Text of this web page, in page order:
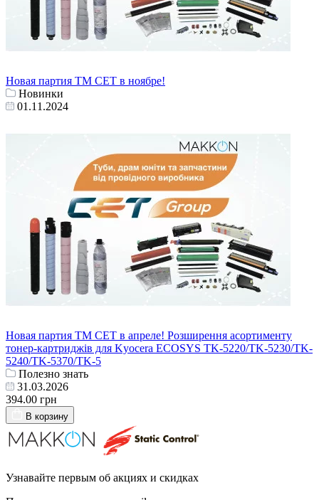
Новая партия ТМ СЕТ в ноябре!
Новинки
01.11.2024
Новая партия ТМ СЕТ в апреле! Розширення асортименту
тонер-картриджів для Kyocera ECOSYS TK-5220/TK-5230/TK-
5240/TK-5370/TK-5
Полезно знать
31.03.2026
394.00 грн
В корзину
Узнавайте первым об акциях и скидках